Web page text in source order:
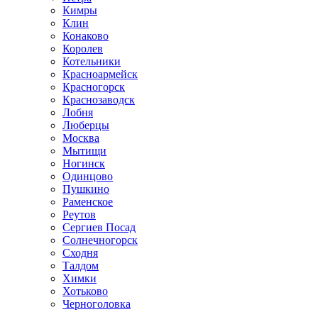
Кимры
Клин
Конаково
Королев
Котельники
Красноармейск
Красногорск
Краснозаводск
Лобня
Люберцы
Москва
Мытищи
Ногинск
Одинцово
Пушкино
Раменское
Реутов
Сергиев Посад
Солнечногорск
Сходня
Талдом
Химки
Хотьково
Черноголовка